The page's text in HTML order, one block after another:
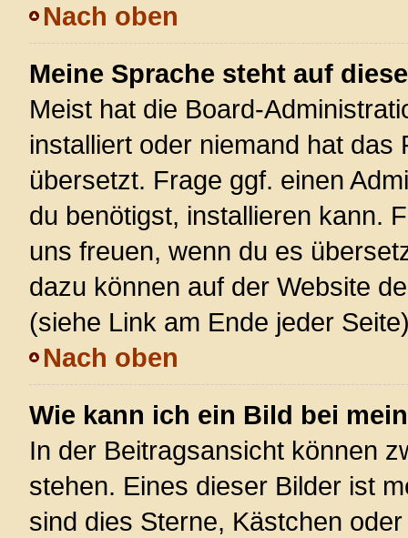
Nach oben
Meine Sprache steht auf
Meist hat die Board-
installiert oder niemand hat
übersetzt. Frage ggf. einen
du benötigst, installieren kann.
uns freuen, wenn du es
dazu können auf der Website
(siehe Link am Ende jeder
Nach oben
Wie kann ich ein Bild bei
In der Beitragsansicht können
stehen. Eines dieser Bilder ist
sind dies Sterne, Kästchen